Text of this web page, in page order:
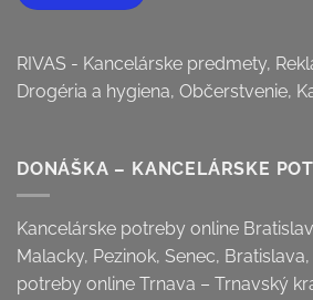
RIVAS - Kancelárske predmety,
Drogéria a hygiena, Občerstvenie,
DONÁŠKA – KANCELÁRSKE
Kancelárske potreby online
Malacky, Pezinok, Senec,
potreby online Trnava – Trnavský